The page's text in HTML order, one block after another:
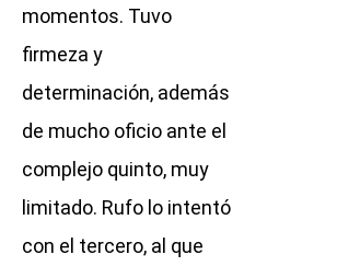
momentos. Tuvo
firmeza y
determinación, además
de mucho oficio ante el
complejo quinto, muy
limitado. Rufo lo intentó
con el tercero, al que